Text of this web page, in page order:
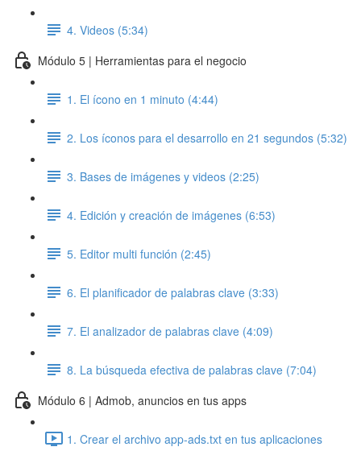
4. Videos (5:34)
Módulo 5 | Herramientas para el negocio
1. El ícono en 1 minuto (4:44)
2. Los íconos para el desarrollo en 21 segundos (5:32)
3. Bases de imágenes y videos (2:25)
4. Edición y creación de imágenes (6:53)
5. Editor multi función (2:45)
6. El planificador de palabras clave (3:33)
7. El analizador de palabras clave (4:09)
8. La búsqueda efectiva de palabras clave (7:04)
Módulo 6 | Admob, anuncios en tus apps
1. Crear el archivo app-ads.txt en tus aplicaciones